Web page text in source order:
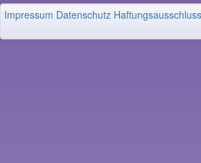
Impressum Datenschutz Haftungsausschluss